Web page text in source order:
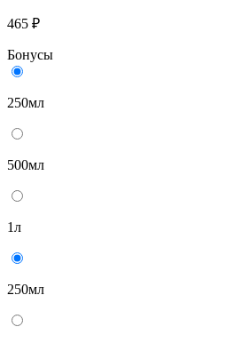
465 ₽
Бонусы
250мл
500мл
1л
250мл